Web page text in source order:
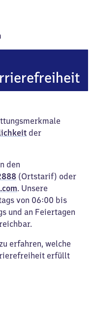
der
den
(Ortstarif) oder
. Unsere
von 06:00 bis
und an Feiertagen
erfahren, welche
erfüllt